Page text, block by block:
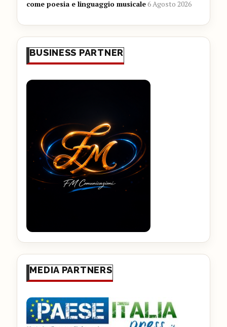
come poesia e linguaggio musicale6 Agosto 2026
BUSINESS PARTNER
MEDIA PARTNERS